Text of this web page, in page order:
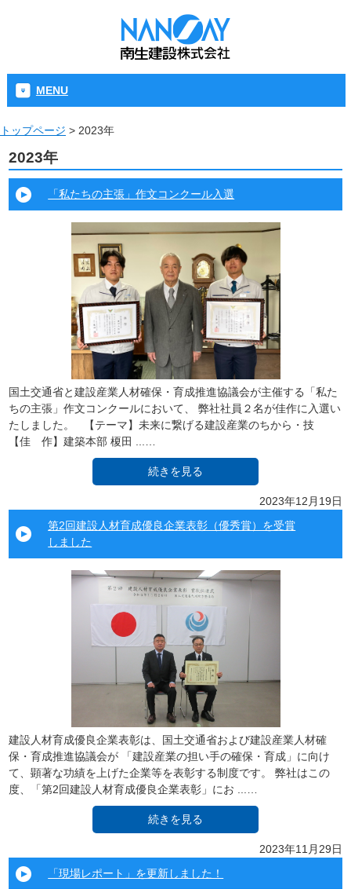
MENU
トップページ > 2023年
2023年
「私たちの主張」作文コンクール入選
国土交通省と建設産業人材確保・育成推進協議会が主催する「私た
ちの主張」作文コンクールにおいて、 弊社社員２名が佳作に入選い
たしました。 【テーマ】未来に繋げる建設産業のちから・技
【佳 作】建築本部 榎田 ...…
続きを見る
2023年12月19日
第2回建設人材育成優良企業表彰（優秀賞）を受賞
しました
建設人材育成優良企業表彰は、国土交通省および建設産業人材確
保・育成推進協議会が 「建設産業の担い手の確保・育成」に向け
て、顕著な功績を上げた企業等を表彰する制度です。 弊社はこの
度、「第2回建設人材育成優良企業表彰」にお ...…
続きを見る
2023年11月29日
「現場レポート」を更新しました！